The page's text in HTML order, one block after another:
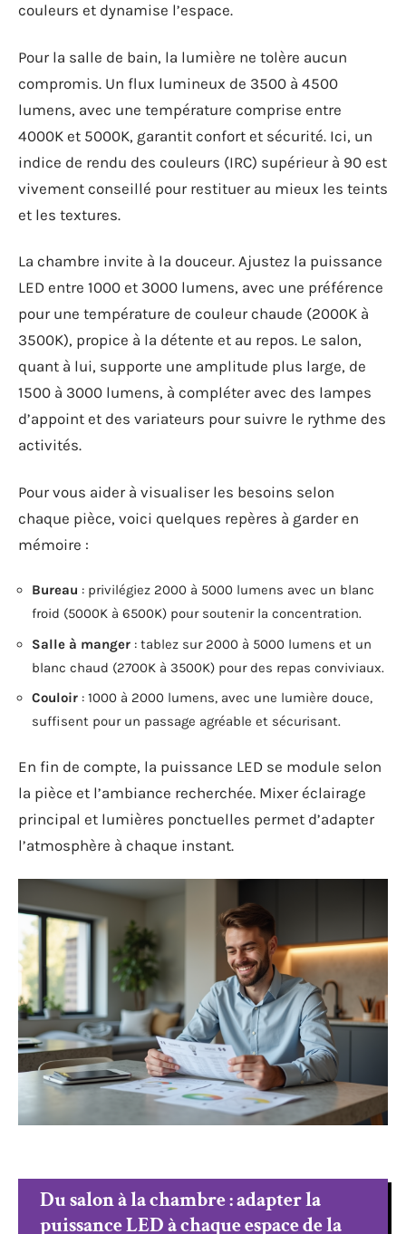
couleurs et dynamise l’espace.
Pour la salle de bain, la lumière ne tolère aucun
compromis. Un flux lumineux de 3500 à 4500
lumens, avec une température comprise entre
4000K et 5000K, garantit confort et sécurité. Ici, un
indice de rendu des couleurs (IRC) supérieur à 90 est
vivement conseillé pour restituer au mieux les teints
et les textures.
La chambre invite à la douceur. Ajustez la puissance
LED entre 1000 et 3000 lumens, avec une préférence
pour une température de couleur chaude (2000K à
3500K), propice à la détente et au repos. Le salon,
quant à lui, supporte une amplitude plus large, de
1500 à 3000 lumens, à compléter avec des lampes
d’appoint et des variateurs pour suivre le rythme des
activités.
Pour vous aider à visualiser les besoins selon
chaque pièce, voici quelques repères à garder en
mémoire :
Bureau : privilégiez 2000 à 5000 lumens avec un blanc
froid (5000K à 6500K) pour soutenir la concentration.
Salle à manger : tablez sur 2000 à 5000 lumens et un
blanc chaud (2700K à 3500K) pour des repas conviviaux.
Couloir : 1000 à 2000 lumens, avec une lumière douce,
suffisent pour un passage agréable et sécurisant.
En fin de compte, la puissance LED se module selon
la pièce et l’ambiance recherchée. Mixer éclairage
principal et lumières ponctuelles permet d’adapter
l’atmosphère à chaque instant.
Du salon à la chambre : adapter la
puissance LED à chaque espace de la